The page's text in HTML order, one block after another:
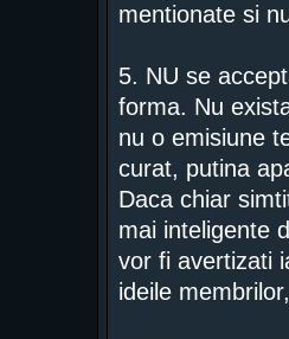
mentionate si
5. NU se
forma. Nu
nu o emisiune
curat, putina
Daca chiar
mai inteligente
vor fi avertizati
ideile